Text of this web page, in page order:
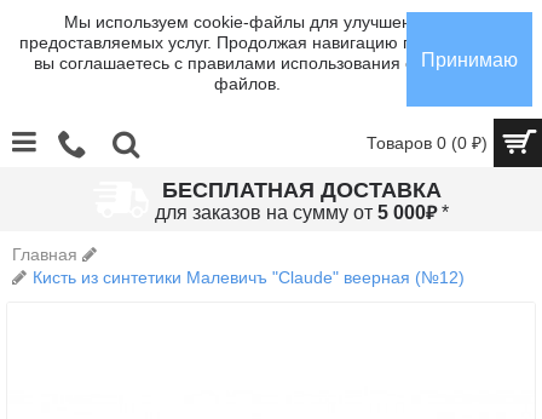
Мы используем cookie-файлы для улучшения
предоставляемых услуг. Продолжая навигацию по сайту,
вы соглашаетесь с правилами использования cookie-
файлов.
Принимаю
Товаров 0 (0 ₽)
БЕСПЛАТНАЯ ДОСТАВКА
для заказов на сумму от 5 000₽*
Главная
Кисть из синтетики Малевичъ "Claude" веерная (№12)